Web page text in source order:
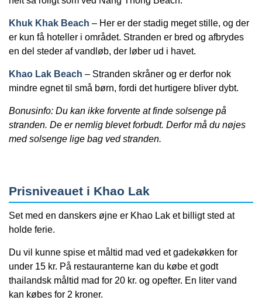
Khuk Khak Beach – Her er der stadig meget stille, og der
er kun få hoteller i området. Stranden er bred og afbrydes
en del steder af vandløb, der løber ud i havet.
Khao Lak Beach – Stranden skråner og er derfor nok
mindre egnet til små børn, fordi det hurtigere bliver dybt.
Bonusinfo: Du kan ikke forvente at finde solsenge på
stranden. De er nemlig blevet forbudt. Derfor må du nøjes
med solsenge lige bag ved stranden.
Prisniveauet i Khao Lak
Set med en danskers øjne er Khao Lak et billigt sted at
holde ferie.
Du vil kunne spise et måltid mad ved et gadekøkken for
under 15 kr. På restauranterne kan du købe et godt
thailandsk måltid mad for 20 kr. og opefter. En liter vand
kan købes for 2 kroner.